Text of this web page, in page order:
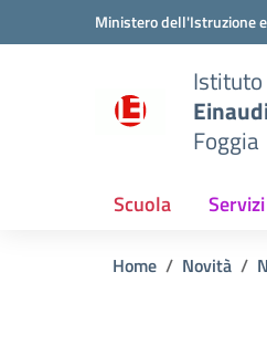
Vai ai contenuti
Vai al menu di navigazione
Ministero dell'Istruzione
Istituto
Einaudi
Foggia
Scuola Servizi
Home Novità